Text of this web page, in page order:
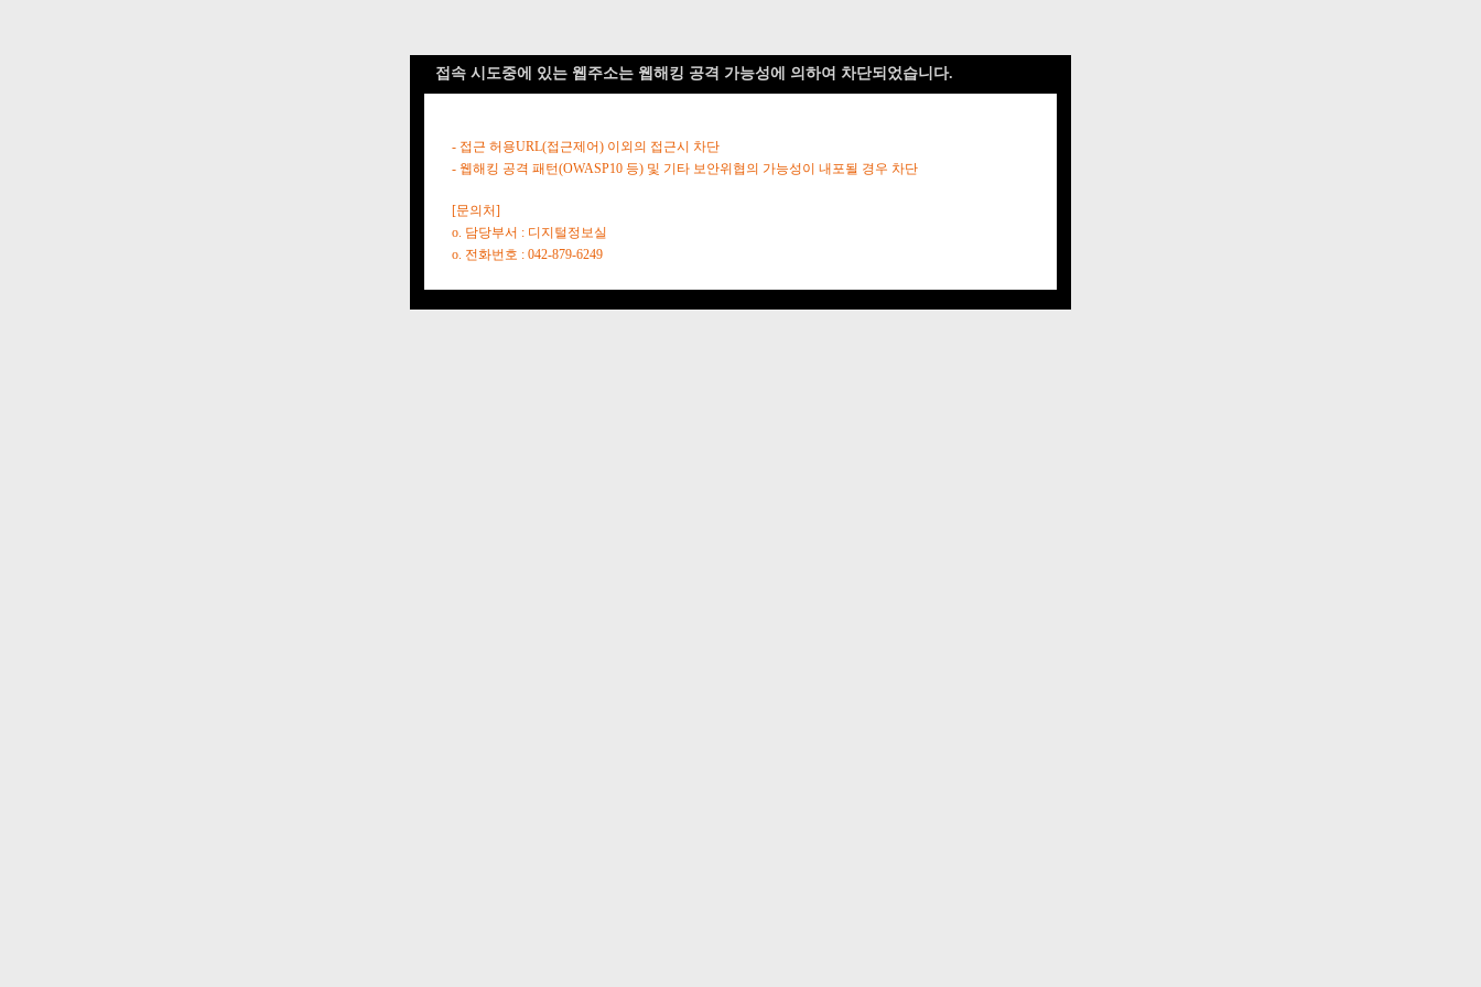
접속 시도중에 있는 웹주소는 웹해킹 공격 가능성에 의하여 차단되었습니다.
- 접근 허용URL(접근제어) 이외의 접근시 차단
- 웹해킹 공격 패턴(OWASP10 등) 및 기타 보안위협의 가능성이 내포될 경우 차단
[문의처]
o. 담당부서 : 디지털정보실
o. 전화번호 : 042-879-6249